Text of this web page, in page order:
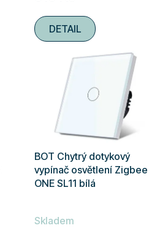
DETAIL
BOT Chytrý dotykový
vypínač osvětlení Zigbee
ONE SL11 bílá
Skladem